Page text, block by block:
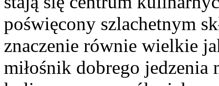
poświęcony szlachetnym
znaczenie równie wielkie
miłośnik dobrego jedzenia